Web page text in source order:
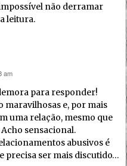
não derramar
leitura.
am
para responder!
maravilhosas e, por mais
uma relação, mesmo que
sensacional.
abusivos é
precisa ser mais discutido…